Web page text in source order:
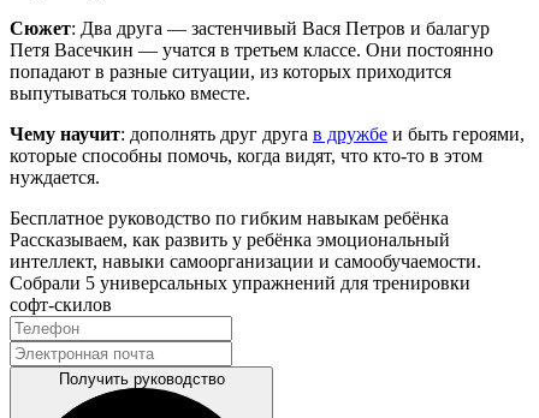
Сюжет: Два друга — застенчивый Вася Петров и балагур
Петя Васечкин — учатся в третьем классе. Они постоянно
попадают в разные ситуации, из которых приходится
выпутываться только вместе.
Чему научит: дополнять друг друга в дружбе и быть героями,
которые способны помочь, когда видят, что кто-то в этом
нуждается.
Бесплатное руководство по гибким навыкам ребёнка
Рассказываем, как развить у ребёнка эмоциональный
интеллект, навыки самоорганизации и самообучаемости.
Собрали 5 универсальных упражнений для тренировки
софт‑скилов
Получить руководство